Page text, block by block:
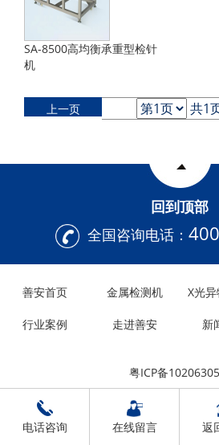
SA-8500高均衡承重型检针
机
上一页 共1
回到顶部
全国咨询电话：
善安首页 金属检测机 X光
行业案例 走进善安 新
粤ICP备
电话咨询 在线留言 返